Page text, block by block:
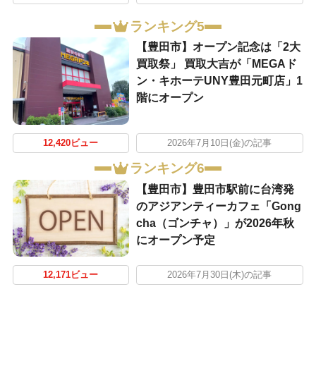
ランキング5
【豊田市】オープン記念は「2大
買取祭」 買取大吉が「MEGAド
ン・キホーテUNY豊田元町店」1
階にオープン
12,420ビュー 2026年7月10日(金)の記事
ランキング6
【豊田市】豊田市駅前に台湾発
のアジアンティーカフェ「Gong
cha（ゴンチャ）」が2026年秋
にオープン予定
12,171ビュー 2026年7月30日(木)の記事